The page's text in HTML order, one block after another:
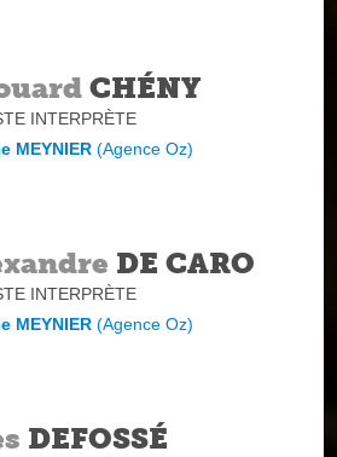
CHÉNY
INTERPRÈTE
MEYNIER(Agence Oz)
DE CARO
INTERPRÈTE
MEYNIER(Agence Oz)
DEFOSSÉ